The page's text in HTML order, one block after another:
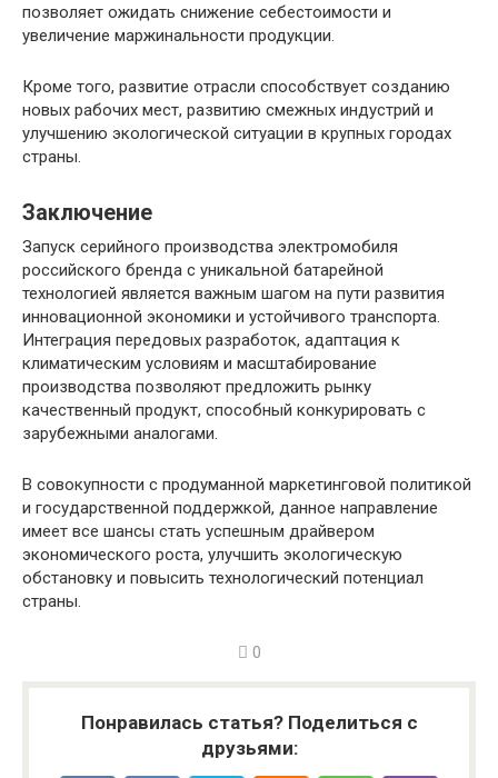
позволяет ожидать снижение себестоимости и
увеличение маржинальности продукции.
Кроме того, развитие отрасли способствует созданию
новых рабочих мест, развитию смежных индустрий и
улучшению экологической ситуации в крупных городах
страны.
Заключение
Запуск серийного производства электромобиля
российского бренда с уникальной батарейной
технологией является важным шагом на пути развития
инновационной экономики и устойчивого транспорта.
Интеграция передовых разработок, адаптация к
климатическим условиям и масштабирование
производства позволяют предложить рынку
качественный продукт, способный конкурировать с
зарубежными аналогами.
В совокупности с продуманной маркетинговой политикой
и государственной поддержкой, данное направление
имеет все шансы стать успешным драйвером
экономического роста, улучшить экологическую
обстановку и повысить технологический потенциал
страны.
0
Понравилась статья? Поделиться с
друзьями: